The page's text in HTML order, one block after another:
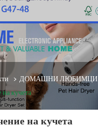
ДОМАШНИ ЛЮБИМЦИ
кучета
на кучета